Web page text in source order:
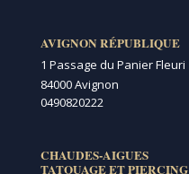
AVIGNON RÉPUBLIQUE
1 Passage du Panier Fleuri
84000 Avignon
0490820222
CHAUDES-AIGUES
TATOUAGE ET PIERCING